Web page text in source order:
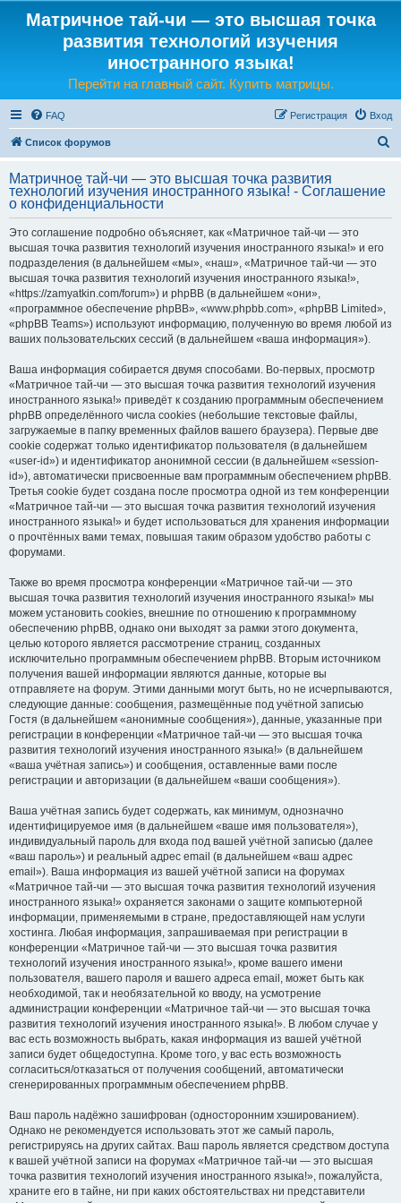
Матричное тай-чи — это высшая точка
развития технологий изучения
иностранного языка!
Перейти на главный сайт. Купить матрицы.
FAQ Вход
Регистрация
Список форумов
Матричное тай-чи — это высшая точка развития
технологий изучения иностранного языка! - Соглашение
о конфиденциальности
Это соглашение подробно объясняет, как «Матричное тай-чи — это
высшая точка развития технологий изучения иностранного языка!» и его
подразделения (в дальнейшем «мы», «наш», «Матричное тай-чи — это
высшая точка развития технологий изучения иностранного языка!»,
«https://zamyatkin.com/forum») и phpBB (в дальнейшем «они»,
«программное обеспечение phpBB», «www.phpbb.com», «phpBB Limited»,
«phpBB Teams») используют информацию, полученную во время любой из
ваших пользовательских сессий (в дальнейшем «ваша информация»).
Ваша информация собирается двумя способами. Во-первых, просмотр
«Матричное тай-чи — это высшая точка развития технологий изучения
иностранного языка!» приведёт к созданию программным обеспечением
phpBB определённого числа cookies (небольшие текстовые файлы,
загружаемые в папку временных файлов вашего браузера). Первые две
cookie содержат только идентификатор пользователя (в дальнейшем
«user-id») и идентификатор анонимной сессии (в дальнейшем «session-
id»), автоматически присвоенные вам программным обеспечением phpBB.
Третья cookie будет создана после просмотра одной из тем конференции
«Матричное тай-чи — это высшая точка развития технологий изучения
иностранного языка!» и будет использоваться для хранения информации
о прочтённых вами темах, повышая таким образом удобство работы с
форумами.
Также во время просмотра конференции «Матричное тай-чи — это
высшая точка развития технологий изучения иностранного языка!» мы
можем установить cookies, внешние по отношению к программному
обеспечению phpBB, однако они выходят за рамки этого документа,
целью которого является рассмотрение страниц, созданных
исключительно программным обеспечением phpBB. Вторым источником
получения вашей информации являются данные, которые вы
отправляете на форум. Этими данными могут быть, но не исчерпываются,
следующие данные: сообщения, размещённые под учётной записью
Гостя (в дальнейшем «анонимные сообщения»), данные, указанные при
регистрации в конференции «Матричное тай-чи — это высшая точка
развития технологий изучения иностранного языка!» (в дальнейшем
«ваша учётная запись») и сообщения, оставленные вами после
регистрации и авторизации (в дальнейшем «ваши сообщения»).
Ваша учётная запись будет содержать, как минимум, однозначно
идентифицируемое имя (в дальнейшем «ваше имя пользователя»),
индивидуальный пароль для входа под вашей учётной записью (далее
«ваш пароль») и реальный адрес email (в дальнейшем «ваш адрес
email»). Ваша информация из вашей учётной записи на форумах
«Матричное тай-чи — это высшая точка развития технологий изучения
иностранного языка!» охраняется законами о защите компьютерной
информации, применяемыми в стране, предоставляющей нам услуги
хостинга. Любая информация, запрашиваемая при регистрации в
конференции «Матричное тай-чи — это высшая точка развития
технологий изучения иностранного языка!», кроме вашего имени
пользователя, вашего пароля и вашего адреса email, может быть как
необходимой, так и необязательной ко вводу, на усмотрение
администрации конференции «Матричное тай-чи — это высшая точка
развития технологий изучения иностранного языка!». В любом случае у
вас есть возможность выбрать, какая информация из вашей учётной
записи будет общедоступна. Кроме того, у вас есть возможность
согласиться/отказаться от получения сообщений, автоматически
сгенерированных программным обеспечением phpBB.
Ваш пароль надёжно зашифрован (односторонним хэшированием).
Однако не рекомендуется использовать этот же самый пароль,
регистрируясь на других сайтах. Ваш пароль является средством доступа
к вашей учётной записи на форумах «Матричное тай-чи — это высшая
точка развития технологий изучения иностранного языка!», пожалуйста,
храните его в тайне, ни при каких обстоятельствах ни представители